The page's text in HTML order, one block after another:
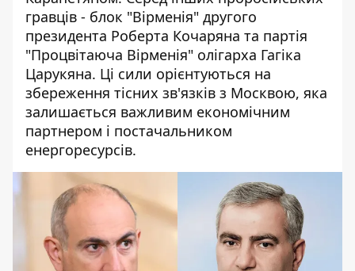
гравців - блок "Вірменія" другого
президента Роберта Кочаряна та партія
"Процвітаюча Вірменія" олігарха Гагіка
Царукяна. Ці сили орієнтуються на
збереження тісних зв'язків з Москвою, яка
залишається важливим економічним
партнером і постачальником
енергоресурсів.